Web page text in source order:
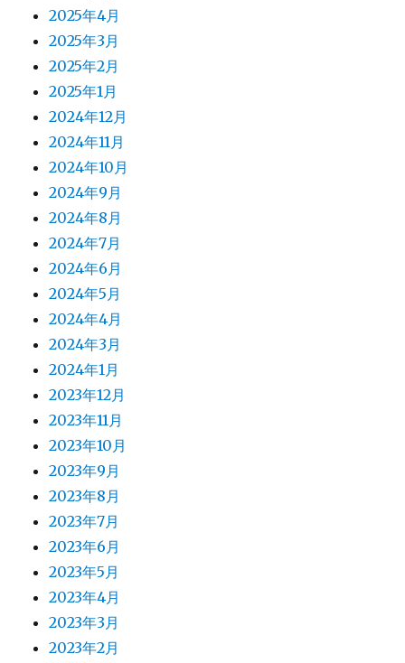
2025年4月
2025年3月
2025年2月
2025年1月
2024年12月
2024年11月
2024年10月
2024年9月
2024年8月
2024年7月
2024年6月
2024年5月
2024年4月
2024年3月
2024年1月
2023年12月
2023年11月
2023年10月
2023年9月
2023年8月
2023年7月
2023年6月
2023年5月
2023年4月
2023年3月
2023年2月